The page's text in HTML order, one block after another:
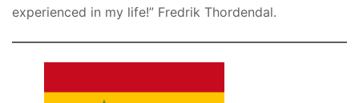
experienced in my life!” Fredrik Thordendal.